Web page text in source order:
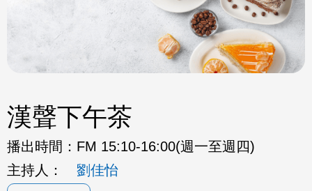
漢聲下午茶
播出時間： FM 15:10-16:00(週一至週四)
主持人：
劉佳怡